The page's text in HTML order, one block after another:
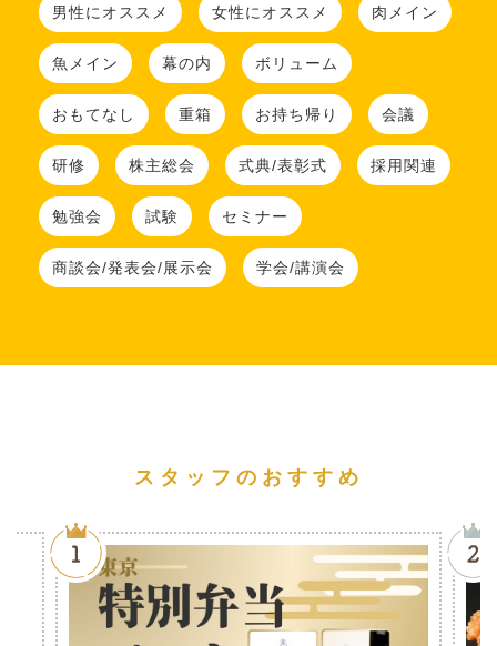
男性にオススメ 女性にオススメ 肉メイン
魚メイン 幕の内 ボリューム
おもてなし 重箱 お持ち帰り 会議
研修 株主総会 式典/表彰式 採用関連
勉強会 試験 セミナー
商談会/発表会/展示会 学会/講演会
スタッフのおすすめ